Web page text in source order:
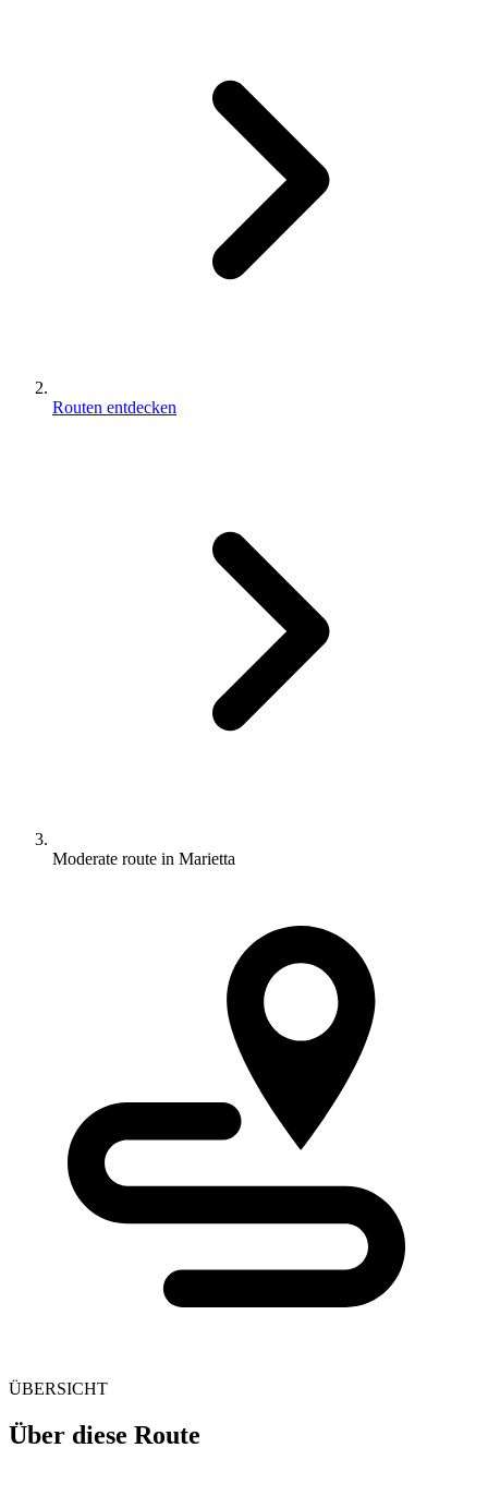
Routen entdecken
Moderate route in Marietta
ÜBERSICHT
Über diese Route